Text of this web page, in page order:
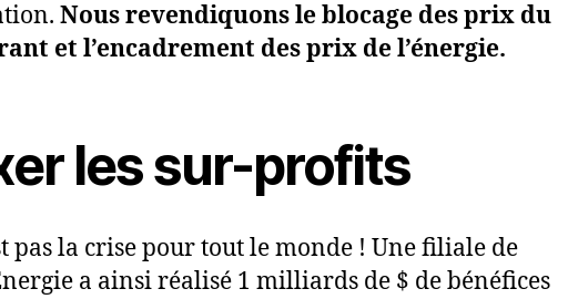
Nous revendiquons le blocage des prix du
et l’encadrement des prix de l’énergie.
les sur-profits
pas la crise pour tout le monde ! Une filiale de
a ainsi réalisé 1 milliards de $ de bénéfices